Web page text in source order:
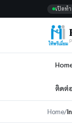
เปิดท
ติดต่อ
Home/